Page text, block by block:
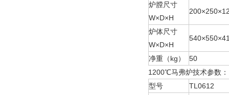
炉膛尺寸
W×D×H
炉体尺寸
W×D×H
净重（kg）
50
1200℃马弗炉技术参数：
型号
TL0612